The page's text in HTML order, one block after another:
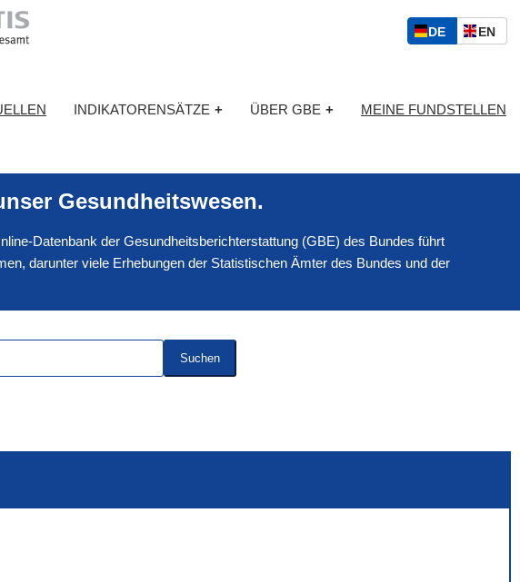
S
p
c
h
l
DED
S
ENE
I
H
INDIKATORENSÄTZE + ÜBER GBE + MEINE FUNDSTELLEN
Gesundheitswesen.
Datenbank der Gesundheitsberichterstattung (GBE) des Bundes führt
darunter viele Erhebungen der Statistischen Ämter des Bundes und der
Suchen